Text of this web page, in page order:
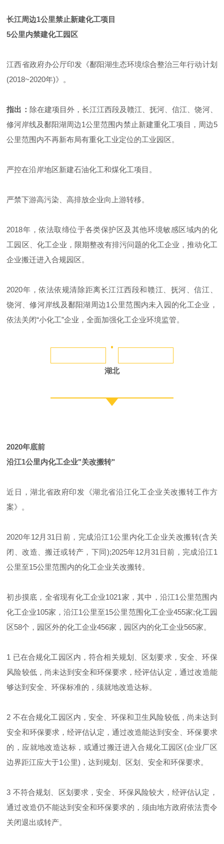
长江周边1公里禁止新建化工项目
5公里内禁建化工园区
江西省政府办公厅印发《鄱阳湖生态环境综合整治三年行动计划
(2018~2020年)》。
指出： 除在建项目外，长江江西段及赣江、抚河、信江、饶河、
修河岸线及鄱阳湖周边1公里范围内禁止新建重化工项目，周边5
公里范围内不再新布局有重化工业定位的工业园区。
严控在沿岸地区新建石油化工和煤化工项目。
严禁下游高污染、高排放企业向上游转移。
2018年，依法取缔位于各类保护区及其他环境敏感区域内的化
工园区、化工企业，限期整改有排污问题的化工企业，推动化工
企业搬迁进入合规园区。
2020年，依法依规清除距离长江江西段和赣江、抚河、信江、
饶河、修河岸线及鄱阳湖周边1公里范围内未入园的化工企业，
依法关闭“小化工”企业，全面加强化工企业环境监管。
湖北
2020年底前
沿江1公里内化工企业"关改搬转"
近日，湖北省政府印发《湖北省沿江化工企业关改搬转工作方
案》。
2020年12月31日前，完成沿江1公里内化工企业关改搬转(含关
闭、改造、搬迁或转产，下同);2025年12月31日前，完成沿江1
公里至15公里范围内的化工企业关改搬转。
初步摸底，全省现有化工企业1021家，其中，沿江1公里范围内
化工企业105家，沿江1公里至15公里范围化工企业455家;化工园
区58个，园区外的化工企业456家，园区内的化工企业565家。
1 已在合规化工园区内，符合相关规划、区划要求，安全、环保
风险较低，尚未达到安全和环保要求，经评估认定，通过改造能
够达到安全、环保标准的，须就地改造达标。
2 不在合规化工园区内，安全、环保和卫生风险较低，尚未达到
安全和环保要求，经评估认定，通过改造能达到安全、环保要求
的，应就地改造达标，或通过搬迁进入合规化工园区(企业厂区
边界距江应大于1公里)，达到规划、区划、安全和环保要求。
3 不符合规划、区划要求，安全、环保风险较大，经评估认定，
通过改造仍不能达到安全和环保要求的，须由地方政府依法责令
关闭退出或转产。